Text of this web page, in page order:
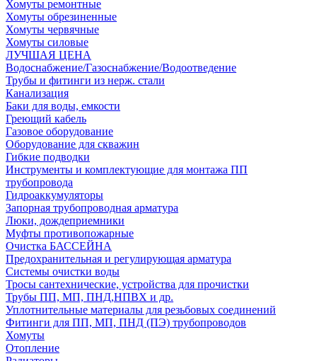
Хомуты ремонтные
Хомуты обрезиненные
Хомуты червячные
Хомуты силовые
ЛУЧШАЯ ЦЕНА
Водоснабжение/Газоснабжение/Водоотведение
Трубы и фитинги из нерж. стали
Канализация
Баки для воды, емкости
Греющий кабель
Газовое оборудование
Оборудование для скважин
Гибкие подводки
Инструменты и комплектующие для монтажа ПП
трубопровода
Гидроаккумуляторы
Запорная трубопроводная арматура
Люки, дождеприемники
Муфты противопожарные
Очистка БАССЕЙНА
Предохранительная и регулирующая арматура
Системы очистки воды
Тросы сантехнические, устройства для прочистки
Трубы ПП, МП, ПНД,НПВХ и др.
Уплотнительные материалы для резьбовых соединений
Фитинги для ПП, МП, ПНД (ПЭ) трубопроводов
Хомуты
Отопление